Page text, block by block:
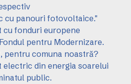
cu panouri fotovoltaice."
fonduri europene
pentru Modernizare.
pentru comuna noastră?
din energia soarelui
public.